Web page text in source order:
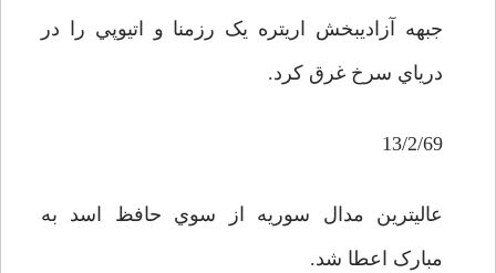
جبهه آزاديبخش اريتره يک رزمنا و اتيوپي را در
درياي سرخ غرق کرد.
13/2/69
عاليترين مدال سوريه از سوي حافظ اسد به
مبارک اعطا شد.